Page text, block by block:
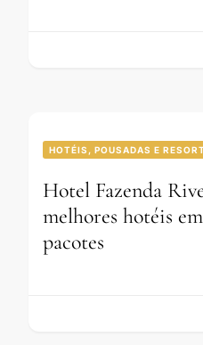
HOTÉIS, POUSADAS E
Hotel Fazenda
melhores hotéis
pacotes